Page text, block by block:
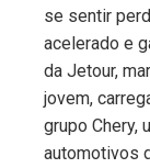
se sentir
acelerado e
da Jetour,
jovem,
grupo Chery,
automotivos